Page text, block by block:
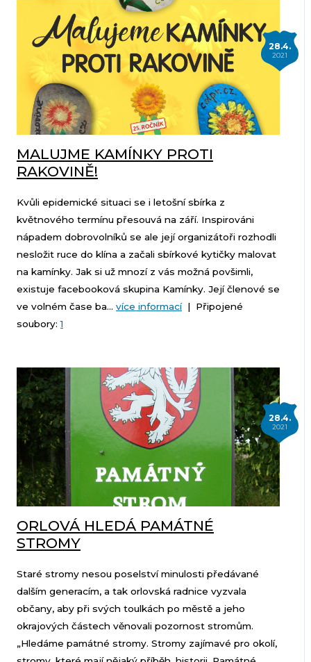
28.4.
2021
MALUJME KAMÍNKY PROTI
RAKOVINĚ!
Kvůli epidemické situaci se i letošní sbírka z
květnového termínu přesouvá na září. Inspirováni
nápadem dobrovolníků se ale její organizátoři rozhodli
nesložit ruce do klína a začali sbírkové kytičky malovat
na kamínky. Jak si už mnozí z vás možná povšimli,
existuje facebooková skupina Kamínky. Její členové se
ve volném čase ba... více informací| Připojené
soubory:1
28.4.
2021
ORLOVÁ HLEDÁ PAMÁTNÉ
STROMY
Staré stromy nesou poselství minulosti předávané
dalším generacím, a tak orlovská radnice vyzvala
občany, aby při svých toulkách po městě a jeho
okrajových částech věnovali pozornost stromům.
„Hledáme památné stromy. Stromy zajímavé pro okolí,